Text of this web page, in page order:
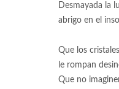
Desmayada la
abrigo en el
Que los cristales
le rompan
Que no